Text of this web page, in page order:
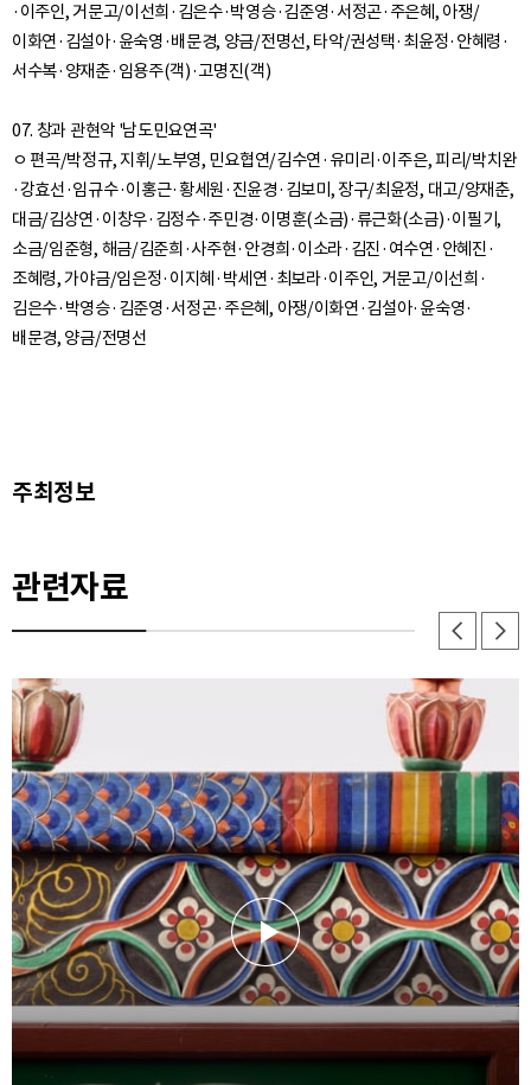
·이주인, 거문고/이선희·김은수·박영승·김준영·서정곤·주은혜, 아쟁/
이화연·김설아·윤숙영·배문경, 양금/전명선, 타악/권성택·최윤정·안혜령·
서수복·양재춘·임용주(객)·고명진(객)
07. 창과 관현악 '남도민요연곡'
ㅇ 편곡/박정규, 지휘/노부영, 민요협연/김수연·유미리·이주은, 피리/박치완
·강효선·임규수·이홍근·황세원·진윤경·김보미, 장구/최윤정, 대고/양재춘,
대금/김상연·이창우·김정수·주민경·이명훈(소금)·류근화(소금)·이필기,
소금/임준형, 해금/김준희·사주현·안경희·이소라·김진·여수연·안혜진·
조혜령, 가야금/임은정·이지혜·박세연·최보라·이주인, 거문고/이선희·
김은수·박영승·김준영·서정곤·주은혜, 아쟁/이화연·김설아·윤숙영·
주최정보
관련자료